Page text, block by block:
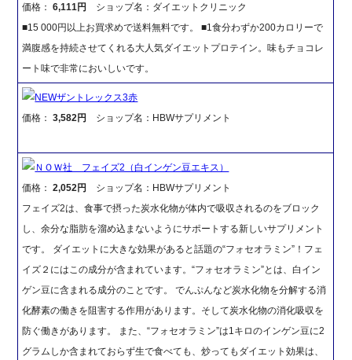
価格：6,111円
ショップ名：ダイエットクリニック
■15 000円以上お買求めで送料無料です。 ■1食分わずか200カロリーで
満腹感を持続させてくれる大人気ダイエットプロテイン。味もチョコレ
ート味で非常においしいです。
NEWザントレックス3赤
価格：3,582円 ショップ名：HBWサプリメント
ＮＯＷ社 フェイズ2（白インゲン豆エキス）
価格：2,052円
ショップ名：HBWサプリメント
フェイズ2は、食事で摂った炭水化物が体内で吸収されるのをブロック
し、余分な脂肪を溜め込まないようにサポートする新しいサプリメント
です。 ダイエットに大きな効果があると話題の“フォセオラミン”！フェ
イズ２にはこの成分が含まれています。“フォセオラミン”とは、白イン
ゲン豆に含まれる成分のことです。 でんぷんなど炭水化物を分解する消
化酵素の働きを阻害する作用があります。そして炭水化物の消化吸収を
防ぐ働きがあります。 また、“フォセオラミン”は1キロのインゲン豆に2
グラムしか含まれておらず生で食べても、炒ってもダイエット効果は、